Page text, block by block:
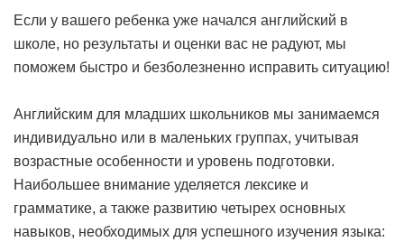
Если у вашего ребенка уже начался английский в
школе, но результаты и оценки вас не радуют, мы
поможем быстро и безболезненно исправить ситуацию!
Английским для младших школьников мы занимаемся
индивидуально или в маленьких группах, учитывая
возрастные особенности и уровень подготовки.
Наибольшее внимание уделяется лексике и
грамматике, а также развитию четырех основных
навыков, необходимых для успешного изучения языка: